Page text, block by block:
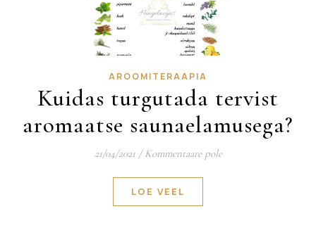
AROOMITERAAPIA
Kuidas turgutada tervist
aromaatse saunaelamusega?
21/04/2021 / Kommentaare pole
LOE VEEL